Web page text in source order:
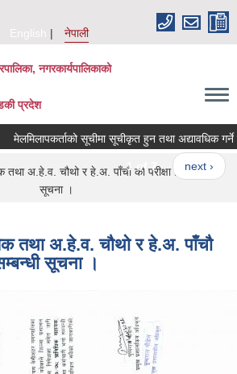
English
नेपाली
नगरकार्यपालिकाको
प्रदेश
मेलमिलापकर्ताको सूचीमा सूचीकृत हुन तथा अद्यावधिक गर्ने
1 of 7 next ›
तथा अ.हे.व. चौथो र हे.अ. पाँचौ काे परीक्षा मिति सम्बन्धी
सूचना ।
तथा अ.हे.व. चौथो र हे.अ. पाँचौ
सूचना ।